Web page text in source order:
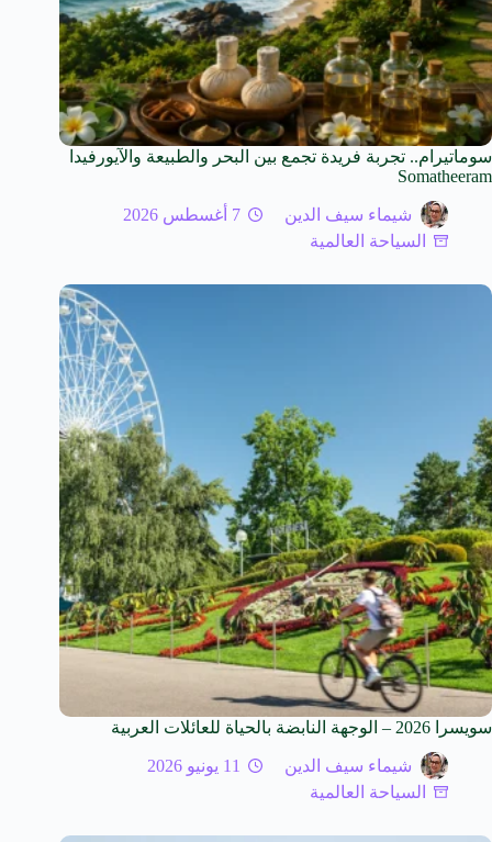
سوماتيرام.. تجربة فريدة تجمع بين البحر والطبيعة والآيورفيدا
Somatheeram
شيماء سيف الدين
7 أغسطس 2026
السياحة العالمية
سويسرا 2026 – الوجهة النابضة بالحياة للعائلات العربية
شيماء سيف الدين
11 يونيو 2026
السياحة العالمية